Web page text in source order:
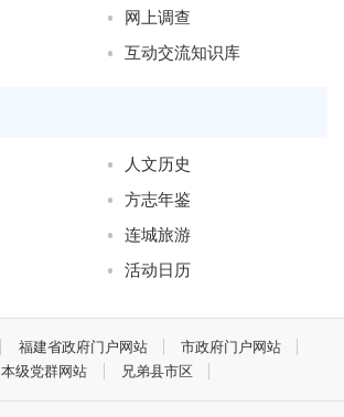
网上调查
互动交流知识库
人文历史
方志年鉴
连城旅游
活动日历
福建省政府门户网站
市政府门户网站
本级党群网站
兄弟县市区